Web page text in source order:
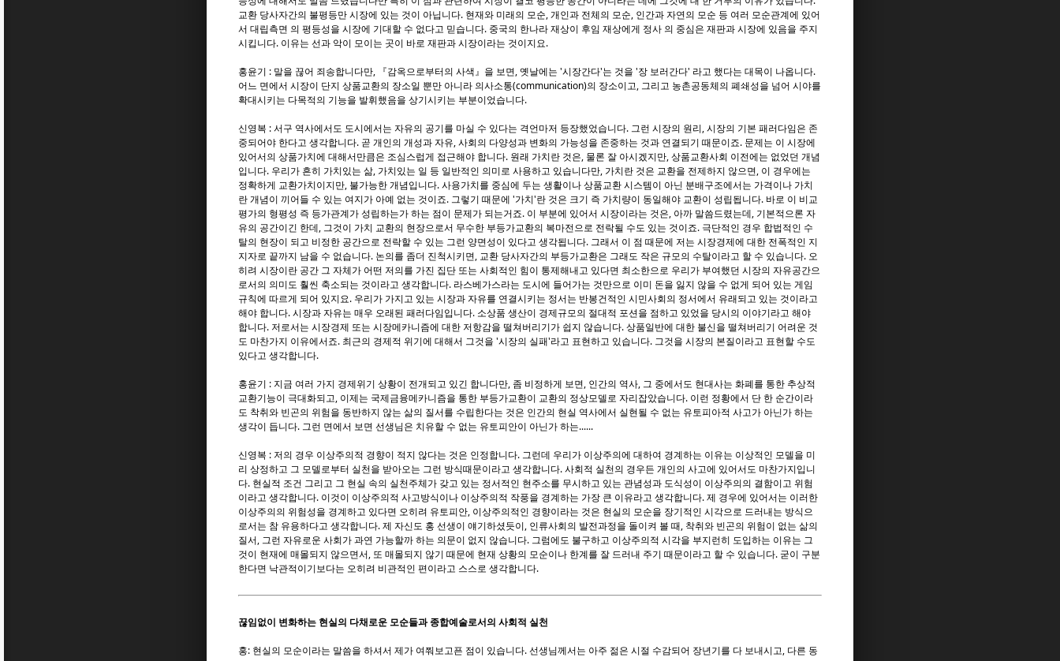
교환 당사자간의 불평등만 시장에 있는 것이 아닙니다. 현재와 미래의 모순, 개인과 전체의 모순, 인간과 자연의 모순 등 여러 모순관계에 있어
서 대립측면 의 평등성을 시장에 기대할 수 없다고 믿습니다. 중국의 한나라 재상이 후임 재상에게 정사 의 중심은 재판과 시장에 있음을 주지
시킵니다. 이유는 선과 악이 모이는 곳이 바로 재판과 시장이라는 것이지요.
홍윤기 : 말을 끊어 죄송합니다만, 『감옥으로부터의 사색』을 보면, 옛날에는 '시장간다'는 것을 '장 보러간다' 라고 했다는 대목이 나옵니다.
어느 면에서 시장이 단지 상품교환의 장소일 뿐만 아니라 의사소통(communication)의 장소이고, 그리고 농촌공동체의 폐쇄성을 넘어 시야를
확대시키는 다목적의 기능을 발휘했음을 상기시키는 부분이었습니다.
신영복 : 서구 역사에서도 도시에서는 자유의 공기를 마실 수 있다는 격언마저 등장했었습니다. 그런 시장의 원리, 시장의 기본 패러다임은 존
중되어야 한다고 생각합니다. 곧 개인의 개성과 자유, 사회의 다양성과 변화의 가능성을 존중하는 것과 연결되기 때문이죠. 문제는 이 시장에
있어서의 상품가치에 대해서만큼은 조심스럽게 접근해야 합니다. 원래 가치란 것은, 물론 잘 아시겠지만, 상품교환사회 이전에는 없었던 개념
입니다. 우리가 흔히 가치있는 삶, 가치있는 일 등 일반적인 의미로 사용하고 있습니다만, 가치란 것은 교환을 전제하지 않으면, 이 경우에는
정확하게 교환가치이지만, 불가능한 개념입니다. 사용가치를 중심에 두는 생활이나 상품교환 시스템이 아닌 분배구조에서는 가격이나 가치
란 개념이 끼어들 수 있는 여지가 아예 없는 것이죠. 그렇기 때문에 '가치'란 것은 크기 즉 가치량이 동일해야 교환이 성립됩니다. 바로 이 비교
평가의 형평성 즉 등가관계가 성립하는가 하는 점이 문제가 되는거죠. 이 부분에 있어서 시장이라는 것은, 아까 말씀드렸는데, 기본적으론 자
유의 공간이긴 한데, 그것이 가치 교환의 현장으로서 무수한 부등가교환의 복마전으로 전락될 수도 있는 것이죠. 극단적인 경우 합법적인 수
탈의 현장이 되고 비정한 공간으로 전락할 수 있는 그런 양면성이 있다고 생각됩니다. 그래서 이 점 때문에 저는 시장경제에 대한 전폭적인 지
지자로 끝까지 남을 수 없습니다. 논의를 좀더 진척시키면, 교환 당사자간의 부등가교환은 그래도 작은 규모의 수탈이라고 할 수 있습니다. 오
히려 시장이란 공간 그 자체가 어떤 저의를 가진 집단 또는 사회적인 힘이 통제해내고 있다면 최소한으로 우리가 부여했던 시장의 자유공간으
로서의 의미도 훨씬 축소되는 것이라고 생각합니다. 라스베가스라는 도시에 들어가는 것만으로 이미 돈을 잃지 않을 수 없게 되어 있는 게임
규칙에 따르게 되어 있지요. 우리가 가지고 있는 시장과 자유를 연결시키는 정서는 반봉건적인 시민사회의 정서에서 유래되고 있는 것이라고
해야 합니다. 시장과 자유는 매우 오래된 패러다임입니다. 소상품 생산이 경제규모의 절대적 포션을 점하고 있었을 당시의 이야기라고 해야
합니다. 저로서는 시장경제 또는 시장메카니즘에 대한 저항감을 떨쳐버리기가 쉽지 않습니다. 상품일반에 대한 불신을 떨쳐버리기 어려운 것
도 마찬가지 이유에서죠. 최근의 경제적 위기에 대해서 그것을 '시장의 실패'라고 표현하고 있습니다. 그것을 시장의 본질이라고 표현할 수도
있다고 생각합니다.
홍윤기 : 지금 여러 가지 경제위기 상황이 전개되고 있긴 합니다만, 좀 비정하게 보면, 인간의 역사, 그 중에서도 현대사는 화폐를 통한 추상적
교환기능이 극대화되고, 이제는 국제금융메카니즘을 통한 부등가교환이 교환의 정상모델로 자리잡았습니다. 이런 정황에서 단 한 순간이라
도 착취와 빈곤의 위험을 동반하지 않는 삶의 질서를 수립한다는 것은 인간의 현실 역사에서 실현될 수 없는 유토피아적 사고가 아닌가 하는
생각이 듭니다. 그런 면에서 보면 선생님은 치유할 수 없는 유토피안이 아닌가 하는......
신영복 : 저의 경우 이상주의적 경향이 적지 않다는 것은 인정합니다. 그런데 우리가 이상주의에 대하여 경계하는 이유는 이상적인 모델을 미
리 상정하고 그 모델로부터 실천을 받아오는 그런 방식때문이라고 생각합니다. 사회적 실천의 경우든 개인의 사고에 있어서도 마찬가지입니
다. 현실적 조건 그리고 그 현실 속의 실천주체가 갖고 있는 정서적인 현주소를 무시하고 있는 관념성과 도식성이 이상주의의 결함이고 위험
이라고 생각합니다. 이것이 이상주의적 사고방식이나 이상주의적 작풍을 경계하는 가장 큰 이유라고 생각합니다. 제 경우에 있어서는 이러한
이상주의의 위험성을 경계하고 있다면 오히려 유토피안, 이상주의적인 경향이라는 것은 현실의 모순을 장기적인 시각으로 드러내는 방식으
로서는 참 유용하다고 생각합니다. 제 자신도 홍 선생이 얘기하셨듯이, 인류사회의 발전과정을 돌이켜 볼 때, 착취와 빈곤의 위험이 없는 삶의
질서, 그런 자유로운 사회가 과연 가능할까 하는 의문이 없지 않습니다. 그럼에도 불구하고 이상주의적 시각을 부지런히 도입하는 이유는 그
것이 현재에 매몰되지 않으면서, 또 매몰되지 않기 때문에 현재 상황의 모순이나 한계를 잘 드러내 주기 때문이라고 할 수 있습니다. 굳이 구분
한다면 낙관적이기보다는 오히려 비관적인 편이라고 스스로 생각합니다.
끊임없이 변화하는 현실의 다채로운 모순들과 종합예술로서의 사회적 실천
홍: 현실의 모순이라는 말씀을 하셔서 제가 여쭤보고픈 점이 있습니다. 선생님께서는 아주 젊은 시절 수감되어 장년기를 다 보내시고, 다른 동